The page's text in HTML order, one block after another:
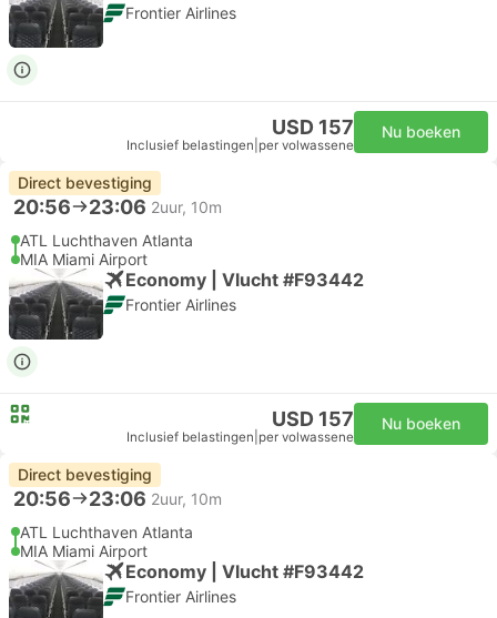
Frontier Airlines
USD 157
Inclusief belastingen per volwassene
Nu boeken
Direct bevestiging
20:56 23:06 2uur, 10m
ATL Luchthaven Atlanta
MIA Miami Airport
Economy | Vlucht #F93442
Frontier Airlines
USD 157
Inclusief belastingen per volwassene
Nu boeken
Direct bevestiging
20:56 23:06 2uur, 10m
ATL Luchthaven Atlanta
MIA Miami Airport
Economy | Vlucht #F93442
Frontier Airlines